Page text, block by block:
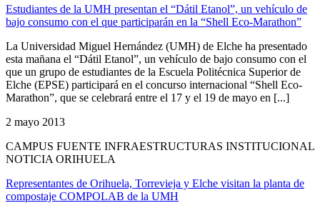
Estudiantes de la UMH presentan el “Dátil Etanol”, un vehículo de
bajo consumo con el que participarán en la “Shell Eco-Marathon”
La Universidad Miguel Hernández (UMH) de Elche ha presentado
esta mañana el “Dátil Etanol”, un vehículo de bajo consumo con el
que un grupo de estudiantes de la Escuela Politécnica Superior de
Elche (EPSE) participará en el concurso internacional “Shell Eco-
Marathon”, que se celebrará entre el 17 y el 19 de mayo en [...]
2 mayo 2013
CAMPUS FUENTE INFRAESTRUCTURAS INSTITUCIONAL
NOTICIA ORIHUELA
Representantes de Orihuela, Torrevieja y Elche visitan la planta de
compostaje COMPOLAB de la UMH